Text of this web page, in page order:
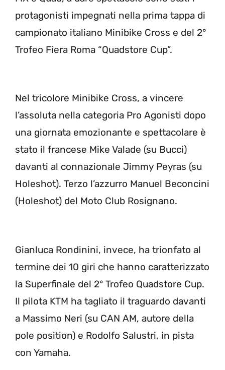
protagonisti impegnati nella prima tappa di
campionato italiano Minibike Cross e del 2°
Trofeo Fiera Roma “Quadstore Cup”.
Nel tricolore Minibike Cross, a vincere
l’assoluta nella categoria Pro Agonisti dopo
una giornata emozionante e spettacolare è
stato il francese Mike Valade (su Bucci)
davanti al connazionale Jimmy Peyras (su
Holeshot). Terzo l’azzurro Manuel Beconcini
(Holeshot) del Moto Club Rosignano.
Gianluca Rondinini, invece, ha trionfato al
termine dei 10 giri che hanno caratterizzato
la Superfinale del 2° Trofeo Quadstore Cup.
Il pilota KTM ha tagliato il traguardo davanti
a Massimo Neri (su CAN AM, autore della
pole position) e Rodolfo Salustri, in pista
con Yamaha.